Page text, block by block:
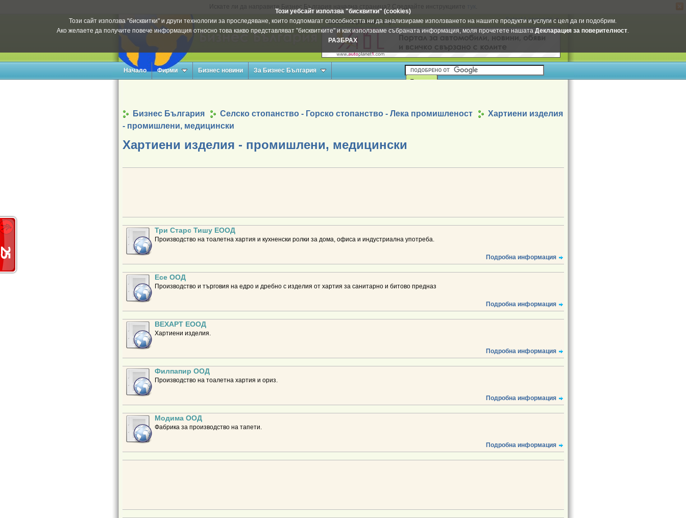
Искате ли да направите Бизнес България начална страница? Следвайте инструкциите
Този уебсайт използва "бисквитки" (cookies)
Този сайт използва "бисквитки" и други технологии за проследяване, които подпомагат способността ни да анализираме използването на нашите продукти и услуги с цел да ги подобрим.
Ако желаете да получите повече информация относно това какво представляват "бисквитките" и как използваме събраната информация, моля прочетете нашатаДекларация за поверителност.
РАЗБРАХ
Select Language ▼
Вашата реклама тук
Начало Фирми Бизнес новини За Бизнес България
Бизнес България Селско стопанство - Горско стопанство - Лека промишленост
Хартиени изделия
- промишлени, медицински
Хартиени изделия - промишлени, медицински
Три Старс Тишу ЕООД
Производство на тоалетна хартия и кухненски ролки за дома, офиса и индустриална употреба.
Подробна информация
Есе ООД
Производство и търговия на едро и дребно с изделия от хартия за санитарно и битово предназ
Подробна информация
ВЕХАРТ ЕООД
Хартиени изделия.
Подробна информация
Филпапир ООД
Производство на тоалетна хартия и ориз.
Подробна информация
Модима ООД
Фабрика за производство на тапети.
Подробна информация